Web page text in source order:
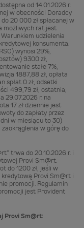
od 14.01.2026 r.
w obecności Doradcy
20 000 zł spłacanej w
możliwych rat jest
udzielenia
konsumenta.
wynosi 29%,
9300 zł,
stałe 7%,
1887,88 zł, opłata
spłat 0 zł, odsetki
499,79 zł, ostatnia,
29.07.2026 r. na
17 zł dziennie jest
do zapłaty przez
w miesiącu to 30)
w górę do
trwa do 20.10.2026 r. i
Provi Sm@rt.
do 1200 zł, jeśli w
Provi Sm@rt i
promocji. Regulamin
jest Provident
Provi Sm@rt: